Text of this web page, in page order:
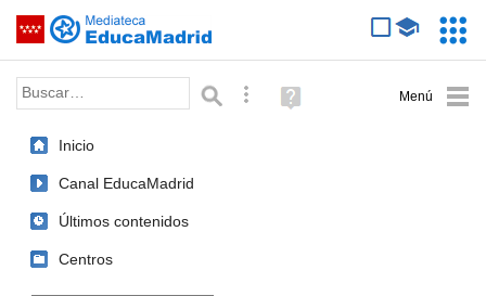
Saltar navegación
Palabra o frase: Búsqueda avanzada
Ayuda
(en
Inicio
Canal EducaMadrid
Últimos contenidos
Centros